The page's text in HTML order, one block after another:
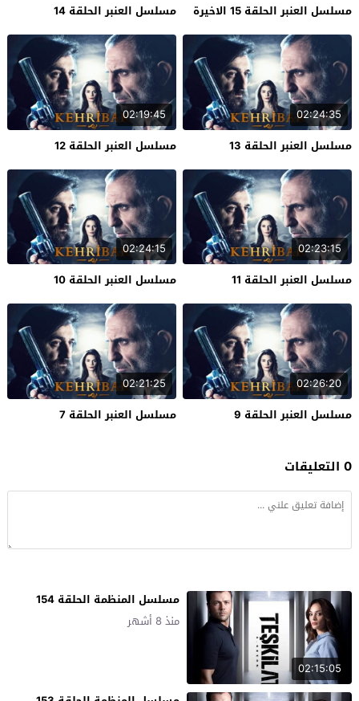
مسلسل العنبر الحلقة 15 الاخيرة
مسلسل العنبر الحلقة 14
02:24:35
مسلسل العنبر الحلقة 13
02:19:45
مسلسل العنبر الحلقة 12
02:23:15
مسلسل العنبر الحلقة 11
02:24:15
مسلسل العنبر الحلقة 10
02:26:20
مسلسل العنبر الحلقة 9
02:21:25
مسلسل العنبر الحلقة 7
0 التعليقات
02:15:05
مسلسل المنظمة الحلقة 154
منذ 8 أشهر